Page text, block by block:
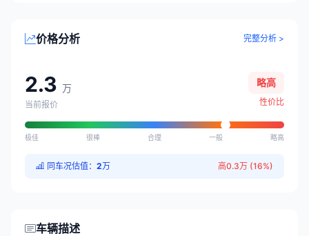
价格分析 完整分析 >
2.3 万
当前报价
略高
性价比
极佳 很棒 合理 一般 略高
同车况估值： 2万 高0.3万 (16%)
车辆描述